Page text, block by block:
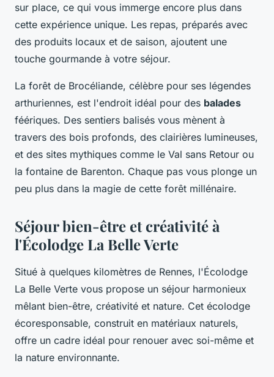
sur place, ce qui vous immerge encore plus dans
cette expérience unique. Les repas, préparés avec
des produits locaux et de saison, ajoutent une
touche gourmande à votre séjour.
La forêt de Brocéliande, célèbre pour ses légendes
arthuriennes, est l'endroit idéal pour des balades
féériques. Des sentiers balisés vous mènent à
travers des bois profonds, des clairières lumineuses,
et des sites mythiques comme le Val sans Retour ou
la fontaine de Barenton. Chaque pas vous plonge un
peu plus dans la magie de cette forêt millénaire.
Séjour bien-être et créativité à
l'Écolodge La Belle Verte
Situé à quelques kilomètres de Rennes, l'Écolodge
La Belle Verte vous propose un séjour harmonieux
mêlant bien-être, créativité et nature. Cet écolodge
écoresponsable, construit en matériaux naturels,
offre un cadre idéal pour renouer avec soi-même et
la nature environnante.